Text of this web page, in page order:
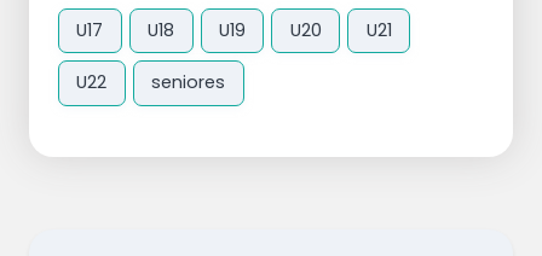
U17 U18 U19 U20 U21
U22 seniores